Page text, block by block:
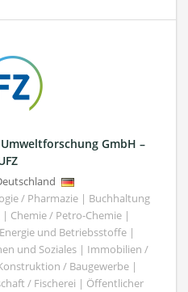
GmbH –
/ Pharmazie | Buchhaltung
Chemie / Petro-Chemie |
und Betriebsstoffe |
und Soziales | Immobilien /
/ Baugewerbe |
/ Fischerei | Öffentlicher